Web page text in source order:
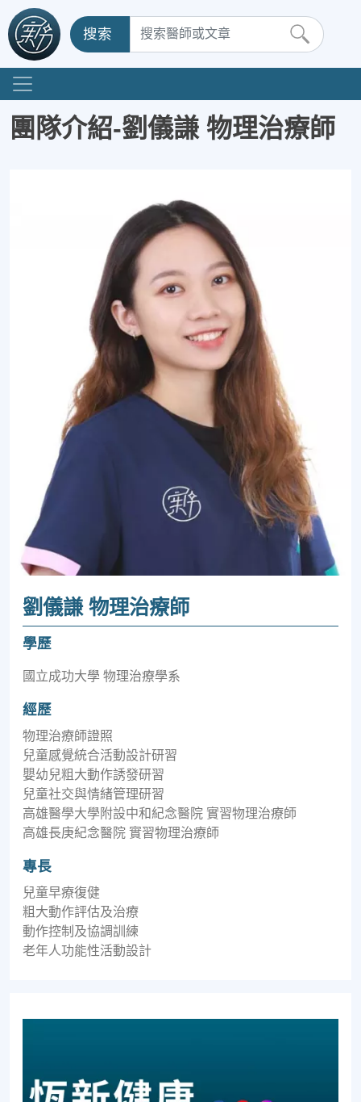
搜索
團隊介紹-劉儀謙 物理治療師
劉儀謙 物理治療師
學歷
國立成功大學 物理治療學系
經歷
物理治療師證照
兒童感覺統合活動設計研習
嬰幼兒粗大動作誘發研習
兒童社交與情緒管理研習
高雄醫學大學附設中和紀念醫院 實習物理治療師
高雄長庚紀念醫院 實習物理治療師
專長
兒童早療復健
粗大動作評估及治療
動作控制及協調訓練
老年人功能性活動設計